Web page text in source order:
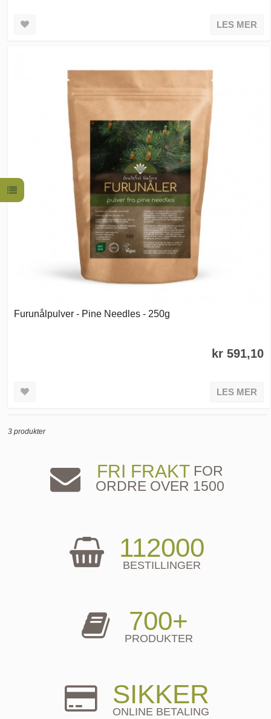
LES MER
Furunålpulver - Pine Needles - 250g
kr 591,10
LES MER
3 produkter
FRI FRAKTFOR
ORDRE OVER 1500
112000
BESTILLINGER
700+
PRODUKTER
SIKKER
ONLINE BETALING